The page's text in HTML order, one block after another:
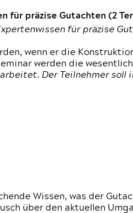
für präzise Gutachten (2
für präzise
wenn er die
werden die
Der Teilnehmer
Wissen, was der
über den aktuellen